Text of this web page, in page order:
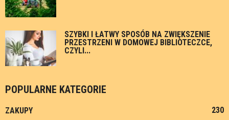
SZYBKI I ŁATWY SPOSÓB NA ZWIĘKSZENIE
PRZESTRZENI W DOMOWEJ BIBLIOTECZCE,
CZYLI...
POPULARNE KATEGORIE
ZAKUPY 230